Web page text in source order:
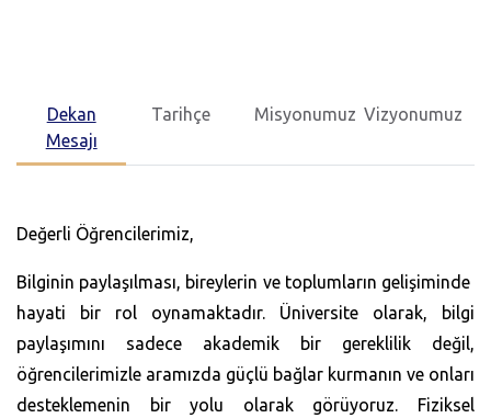
Dekan
Mesajı
Tarihçe Misyonumuz Vizyonumuz
Değerli Öğrencilerimiz,
Bilginin paylaşılması, bireylerin ve toplumların gelişiminde
hayati bir rol oynamaktadır. Üniversite olarak, bilgi
paylaşımını sadece akademik bir gereklilik değil,
öğrencilerimizle aramızda güçlü bağlar kurmanın ve onları
desteklemenin bir yolu olarak görüyoruz. Fiziksel